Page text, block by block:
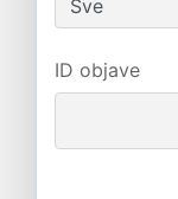
ID objave